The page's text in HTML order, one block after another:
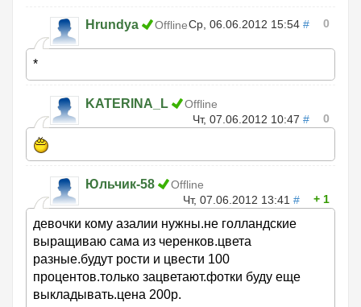
Hrundya OfflineСр, 06.06.2012 15:54 # 0
*
KATERINA_L
Offline
Чт, 07.06.2012 10:47 # 0
Юльчик-58
Offline
Чт, 07.06.2012 13:41 # 1
девочки кому азалии нужны.не голландские
выращиваю сама из черенков.цвета
разные.будут рости и цвести 100
процентов.только зацветают.фотки буду еще
выкладывать.цена 200р.